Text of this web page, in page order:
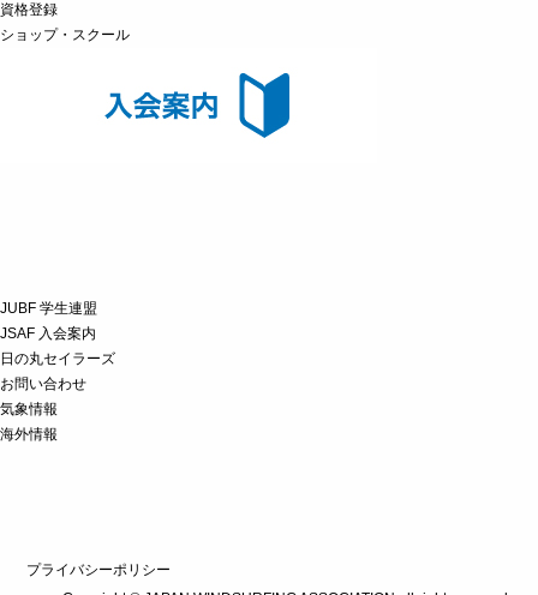
資格登録
ショップ・スクール
JUBF 学生連盟
JSAF 入会案内
日の丸セイラーズ
お問い合わせ
気象情報
海外情報
プライバシーポリシー